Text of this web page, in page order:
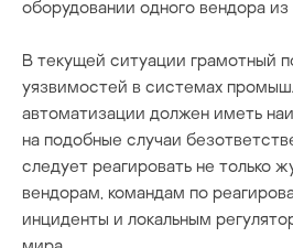
оборудовании одного вендора из
В текущей ситуации грамотный
уязвимостей в системах
автоматизации должен иметь
на подобные случаи
следует реагировать не только
вендорам, командам по
инциденты и локальным